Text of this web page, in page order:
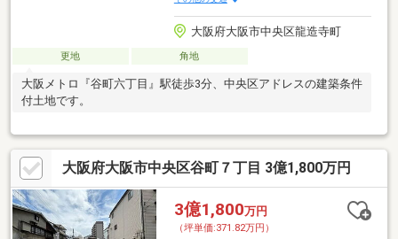
大阪府大阪市中央区龍造寺町
更地 角地
大阪メトロ『谷町六丁目』駅徒歩3分、中央区アドレスの建築条件
付土地です。
大阪府大阪市中央区谷町７丁目 3億1,800万円
3億1,800万円
（坪単価:371.82万円）